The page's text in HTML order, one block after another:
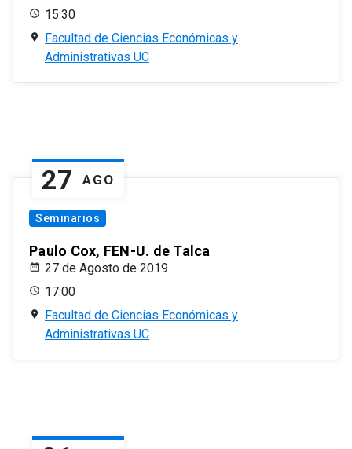
15:30
Facultad de Ciencias Económicas y
Administrativas UC
27 AGO
Seminarios
Paulo Cox, FEN-U. de Talca
27 de Agosto de 2019
17:00
Facultad de Ciencias Económicas y
Administrativas UC